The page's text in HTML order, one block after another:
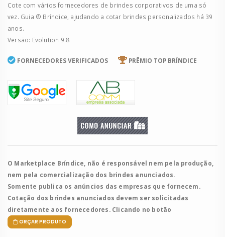
Cote com vários fornecedores de brindes corporativos de uma só
vez. Guia ® Bríndice, ajudando a cotar brindes personalizados há 39
anos.
Versão: Evolution 9.8
FORNECEDORES VERIFICADOS PRÊMIO TOP BRÍNDICE
O Marketplace Bríndice, não é responsável nem pela produção,
nem pela comercialização dos brindes anunciados.
Somente publica os anúncios das empresas que fornecem.
Cotação dos brindes anunciados devem ser solicitadas
diretamente aos fornecedores. Clicando no botão
ORÇAR PRODUTO